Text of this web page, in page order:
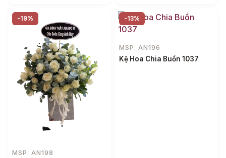
-19%
MSP: AN198
-13%
MSP: AN196
Kệ Hoa Chia Buồn 1037